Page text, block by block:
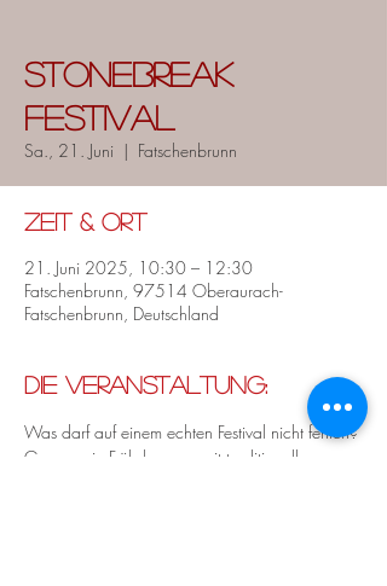
Stonebreak
Festival
Sa., 21. Juni
  |
Fatschenbrunn
Zeit & Ort
21. Juni 2025, 10:30 – 12:30
Fatschenbrunn, 97514 Oberaurach-
Fatschenbrunn, Deutschland
Die Veranstaltung:
Was darf auf einem echten Festival nicht fehlen?
Genau, ein Frühshoppen mit traditioneller